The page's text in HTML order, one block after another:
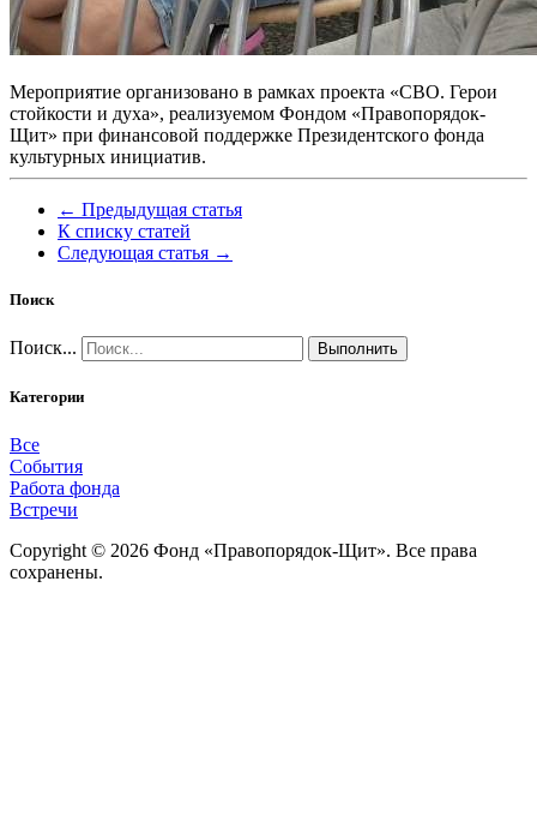
Мероприятие организовано в рамках проекта «СВО. Герои
стойкости и духа», реализуемом Фондом «Правопорядок-
Щит» при финансовой поддержке Президентского фонда
культурных инициатив.
← Предыдущая статья
К списку статей
Следующая статья →
Поиск
Поиск... Выполнить
Категории
Все
События
Работа фонда
Встречи
Copyright © 2026 Фонд «Правопорядок-Щит». Все права
сохранены.